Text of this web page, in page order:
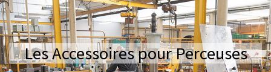
Les Accessoires pour Perceuses